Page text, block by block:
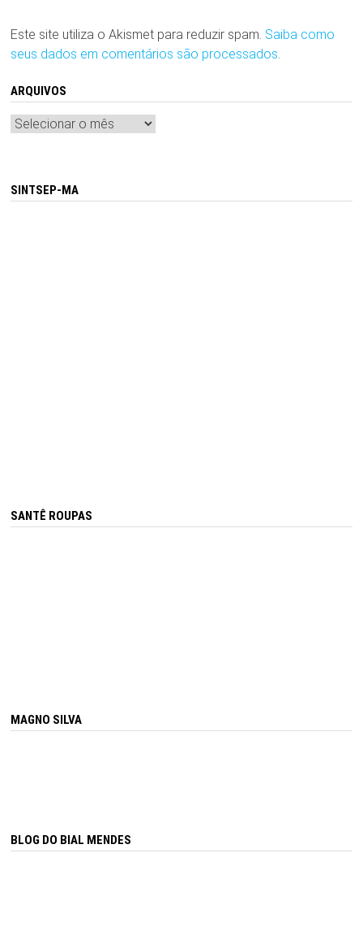
Este site utiliza o Akismet para reduzir spam. Saiba como
seus dados em comentários são processados
ARQUIVOS
Arquivos
SINTSEP-MA
SANTÊ ROUPAS
MAGNO SILVA
BLOG DO BIAL MENDES